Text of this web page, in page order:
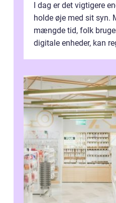
I dag er det vigtigere
holde øje med sit syn.
mængde tid, folk
digitale enheder, kan